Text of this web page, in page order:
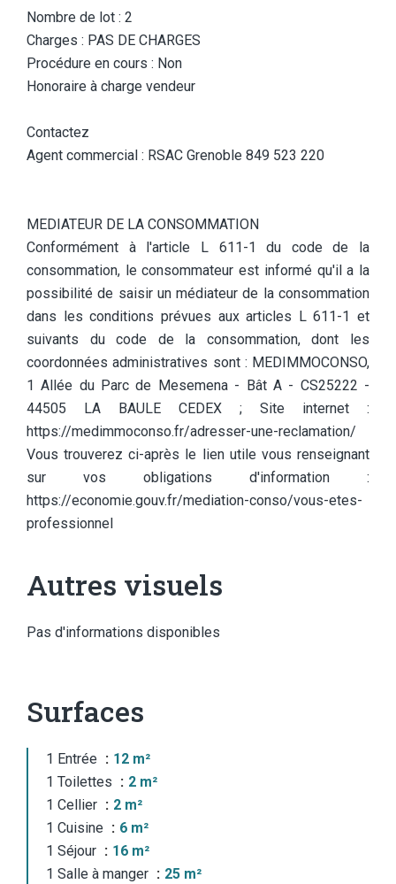
Nombre de lot : 2
Charges : PAS DE CHARGES
Procédure en cours : Non
Honoraire à charge vendeur
Contactez
Agent commercial : RSAC Grenoble 849 523 220
MEDIATEUR DE LA CONSOMMATION
Conformément à l'article L 611-1 du code de la
consommation, le consommateur est informé qu'il a la
possibilité de saisir un médiateur de la consommation
dans les conditions prévues aux articles L 611-1 et
suivants du code de la consommation, dont les
coordonnées administratives sont : MEDIMMOCONSO,
1 Allée du Parc de Mesemena - Bât A - CS25222 -
44505 LA BAULE CEDEX ; Site internet :
https://medimmoconso.fr/adresser-une-reclamation/
Vous trouverez ci-après le lien utile vous renseignant
sur vos obligations d'information :
https://economie.gouv.fr/mediation-conso/vous-etes-
professionnel
Autres visuels
Pas d'informations disponibles
Surfaces
1 Entrée
12 m²
1 Toilettes
2 m²
1 Cellier
2 m²
1 Cuisine
6 m²
1 Séjour
16 m²
1 Salle à manger
25 m²